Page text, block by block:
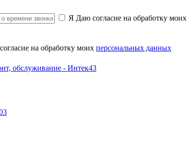
Я Даю согласие на обработку моих
на обработку моих персональных данных